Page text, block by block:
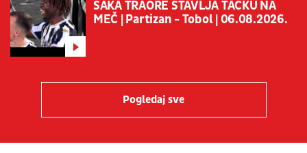
ŠAKA TRAORE STAVLJA TAČKU NA
MEČ | Partizan - Tobol | 06.08.2026.
Pogledaj sve